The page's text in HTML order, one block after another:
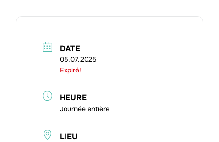
DATE
05.07.2025
Expiré!
HEURE
Journée entière
LIEU